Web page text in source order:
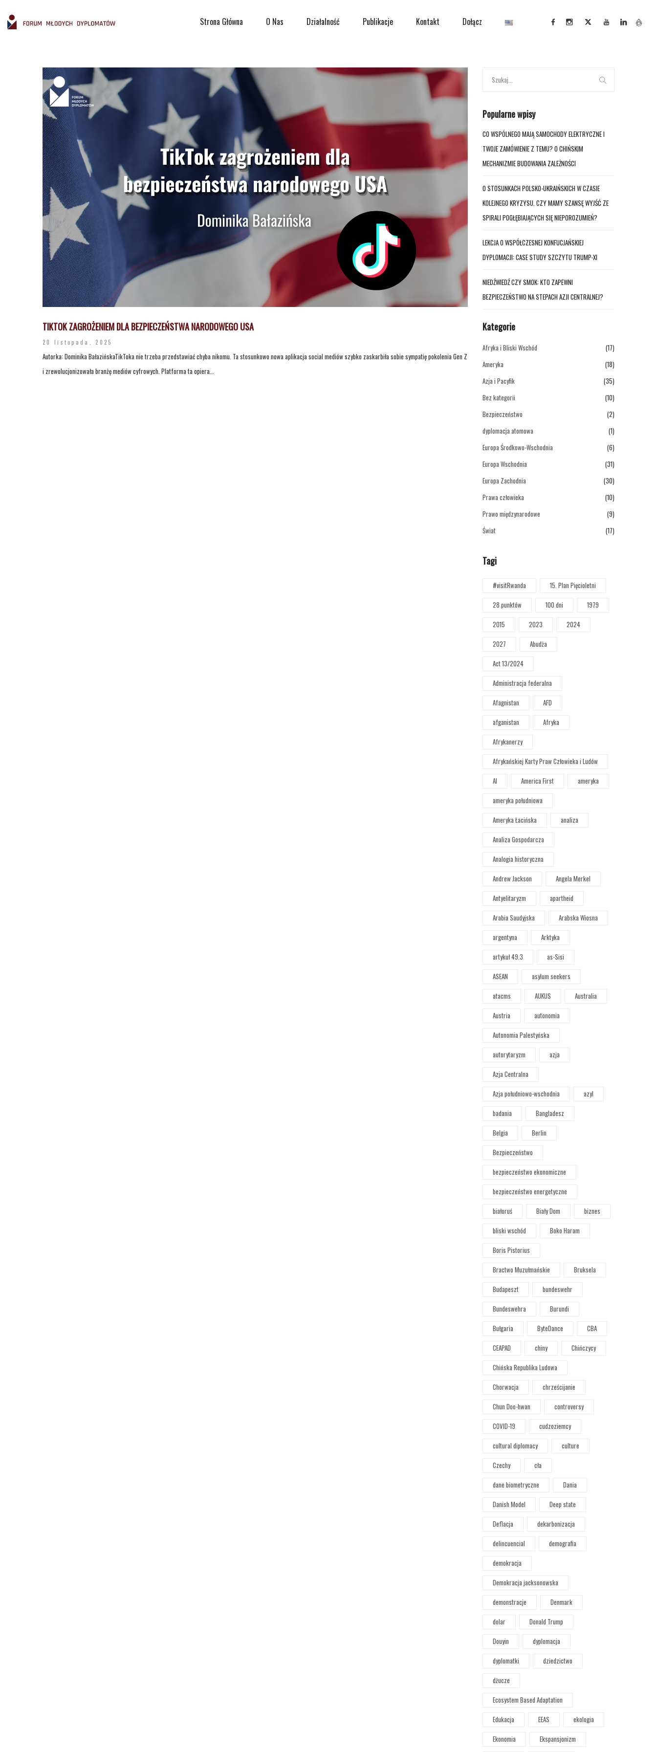
Strona Główna O Nas Działalność Publikacje Kontakt Dołącz
TIKTOK ZAGROŻENIEM DLA BEZPIECZEŃSTWA NARODOWEGO USA
20 listopada, 2025
Autorka: Dominika BałazińskaTikToka nie trzeba przedstawiać chyba nikomu. Ta stosunkowo nowa aplikacja social mediów szybko zaskarbiła sobie sympatię pokolenia Gen Z
i zrewolucjonizowała branżę mediów cyfrowych. Platforma ta opiera...
Popularne wpisy
CO WSPÓLNEGO MAJĄ SAMOCHODY ELEKTRYCZNE I
TWOJE ZAMÓWIENIE Z TEMU? O CHIŃSKIM
MECHANIZMIE BUDOWANIA ZALEŻNOŚCI
O STOSUNKACH POLSKO-UKRAIŃSKICH W CZASIE
KOLEJNEGO KRYZYSU. CZY MAMY SZANSĘ WYJŚĆ ZE
SPIRALI POGŁĘBIAJĄCYCH SIĘ NIEPOROZUMIEŃ?
LEKCJA O WSPÓŁCZESNEJ KONFUCJAŃSKIEJ
DYPLOMACJI: CASE STUDY SZCZYTU TRUMP-XI
NIEDŹWIEDŹ CZY SMOK: KTO ZAPEWNI
BEZPIECZEŃSTWO NA STEPACH AZJI CENTRALNEJ?
Kategorie
Afryka i Bliski Wschód
(17)
Ameryka
(18)
Azja i Pacyfik
(35)
Bez kategorii
(10)
Bezpieczeństwo
(2)
dyplomacja atomowa
(1)
Europa Środkowo-Wschodnia
(6)
Europa Wschodnia
(31)
Europa Zachodnia
(30)
Prawa człowieka
(10)
Prawo międzynarodowe
(9)
Świat
(17)
Tagi
#visitRwanda
15. Plan Pięcioletni
28 punktów
100 dni
1979
2015
2023
2024
2027
Abudża
Act 13/2024
Administracja federalna
Afagnistan
AFD
afganistan
Afryka
Afrykanerzy
Afrykańskiej Karty Praw Człowieka i Ludów
AI
America First
ameryka
ameryka południowa
Ameryka Łacińska
analiza
Analiza Gospodarcza
Analogia historyczna
Andrew Jackson
Angela Merkel
Antyelitaryzm
apartheid
Arabia Saudyjska
Arabska Wiosna
argentyna
Arktyka
artykuł 49.3
as-Sisi
ASEAN
asylum seekers
atacms
AUKUS
Australia
Austria
autonomia
Autonomia Palestyńska
autorytaryzm
azja
Azja Centralna
Azja południowo-wschodnia
azyl
badania
Bangladesz
Belgia
Berlin
Bezpieczeństwo
bezpieczeństwo ekonomiczne
bezpieczeństwo energetyczne
białoruś
Biały Dom
biznes
bliski wschód
Boko Haram
Boris Pistorius
Bractwo Muzułmańskie
Bruksela
Budapeszt
bundeswehr
Bundeswehra
Burundi
Bułgaria
ByteDance
CBA
CEAPAD
chiny
Chińczycy
Chińska Republika Ludowa
Chorwacja
chrześcijanie
Chun Doo-hwan
controversy
COVID-19
cudzoziemcy
cultural diplomacy
culture
Czechy
cła
dane biometryczne
Dania
Danish Model
Deep state
Deflacja
dekarbonizacja
delincuencial
demografia
demokracja
Demokracja jacksonowska
demonstracje
Denmark
dolar
Donald Trump
Douyin
dyplomacja
dyplomatki
dziedzictwo
dżucze
Ecosystem Based Adaptation
Edukacja
EEAS
ekologia
Ekonomia
Ekspansjonizm